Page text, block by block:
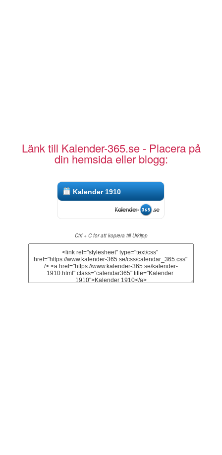
Länk till Kalender-365.se - Placera på
din hemsida eller blogg:
Kalender 1910
Ctrl + C för att kopiera till Urklipp